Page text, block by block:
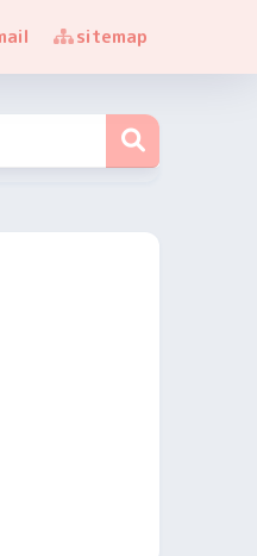
sitemap